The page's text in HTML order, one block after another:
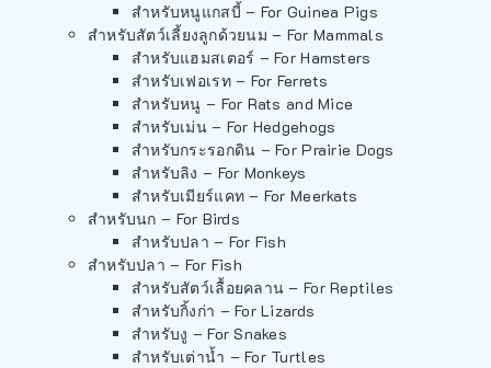
สำหรับหนูแกสบี้ – For Guinea Pigs
สำหรับสัตว์เลี้ยงลูกด้วยนม – For Mammals
สำหรับแฮมสเตอร์ – For Hamsters
สำหรับเฟอเรท – For Ferrets
สำหรับหนู – For Rats and Mice
สำหรับเม่น – For Hedgehogs
สำหรับกระรอกดิน – For Prairie Dogs
สำหรับลิง – For Monkeys
สำหรับเมียร์แคท – For Meerkats
สำหรับนก – For Birds
สำหรับปลา – For Fish
สำหรับปลา – For Fish
สำหรับสัตว์เลื้อยคลาน – For Reptiles
สำหรับกิ้งก่า – For Lizards
สำหรับงู – For Snakes
สำหรับเต่าน้ำ – For Turtles